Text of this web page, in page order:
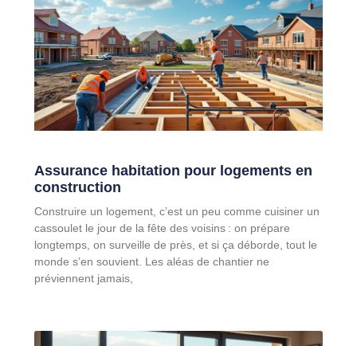
Assurance habitation pour logements en
construction
Construire un logement, c’est un peu comme cuisiner un
cassoulet le jour de la fête des voisins : on prépare
longtemps, on surveille de près, et si ça déborde, tout le
monde s’en souvient. Les aléas de chantier ne
préviennent jamais,